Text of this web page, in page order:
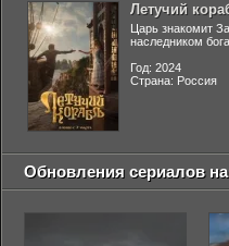
Летучий
Царь знакомит
наследником
Год: 2024
Страна: Россия
Обновления сериалов на